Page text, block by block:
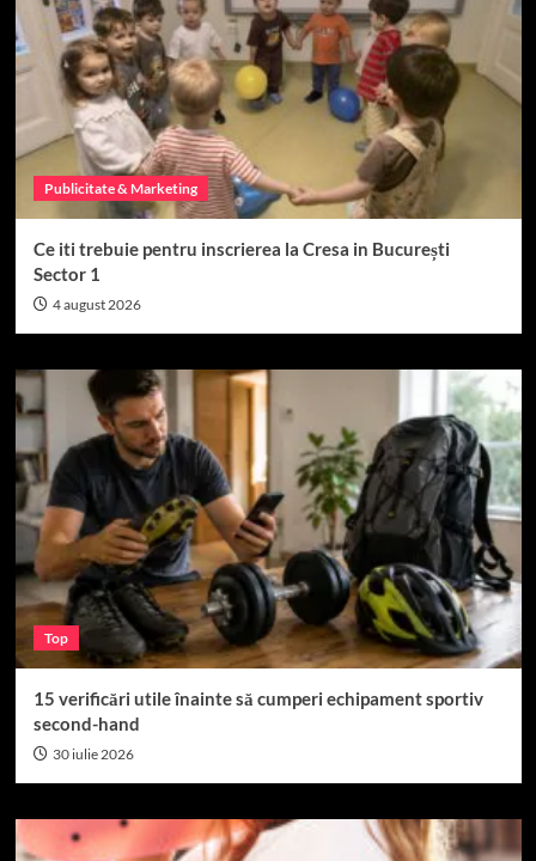
Publicitate & Marketing
Ce iti trebuie pentru inscrierea la Cresa in București
Sector 1
4 august 2026
Top
15 verificări utile înainte să cumperi echipament sportiv
second-hand
30 iulie 2026